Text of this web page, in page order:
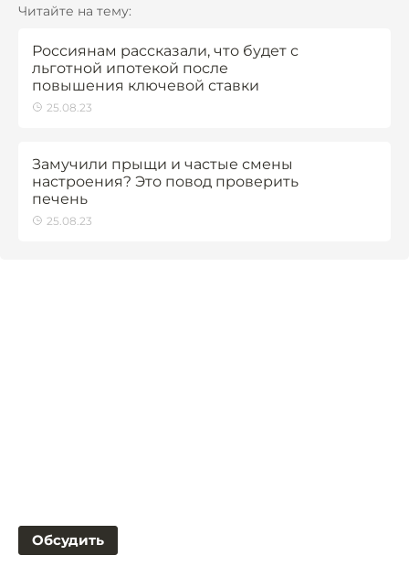
Читайте на тему:
Россиянам рассказали, что будет с
льготной ипотекой после
повышения ключевой ставки
25.08.23
Замучили прыщи и частые смены
настроения? Это повод проверить
печень
25.08.23
Обсудить